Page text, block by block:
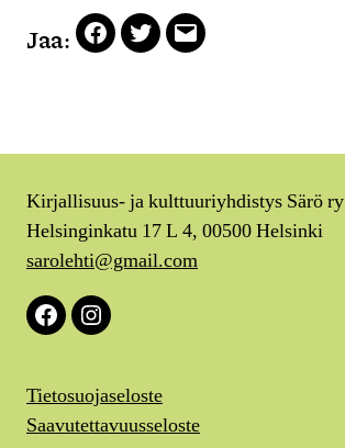
Jaa: Facebook
TwitterEmail
Kirjallisuus- ja kulttuuriyhdistys Särö ry
Helsinginkatu 17 L 4, 00500 Helsinki
sarolehti@gmail.com
FacebookInstagram
Tietosuojaseloste
Saavutettavuusseloste